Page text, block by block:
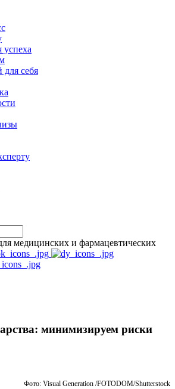
для себя
медицинских и фармацевтических
минимизируем риски
Фото: Visual Generation /FOTODOM/Shutterstock